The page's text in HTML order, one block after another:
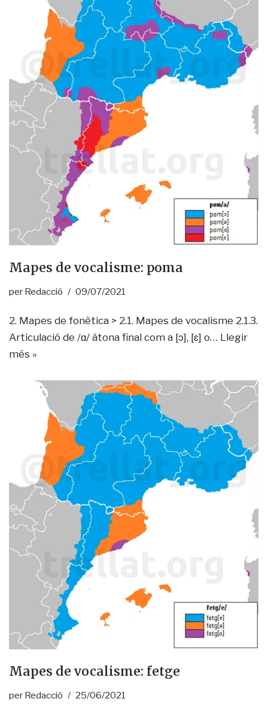
Mapes de vocalisme: poma
per Redacció 09/07/2021
2. Mapes de fonètica > 2.1. Mapes de vocalisme 2.1.3.
Articulació de /ɑ/ àtona final com a [ɔ], [ɛ] o… Llegir
més »
Mapes de vocalisme: fetge
per Redacció 25/06/2021